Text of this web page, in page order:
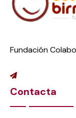
Fundación
Contacta